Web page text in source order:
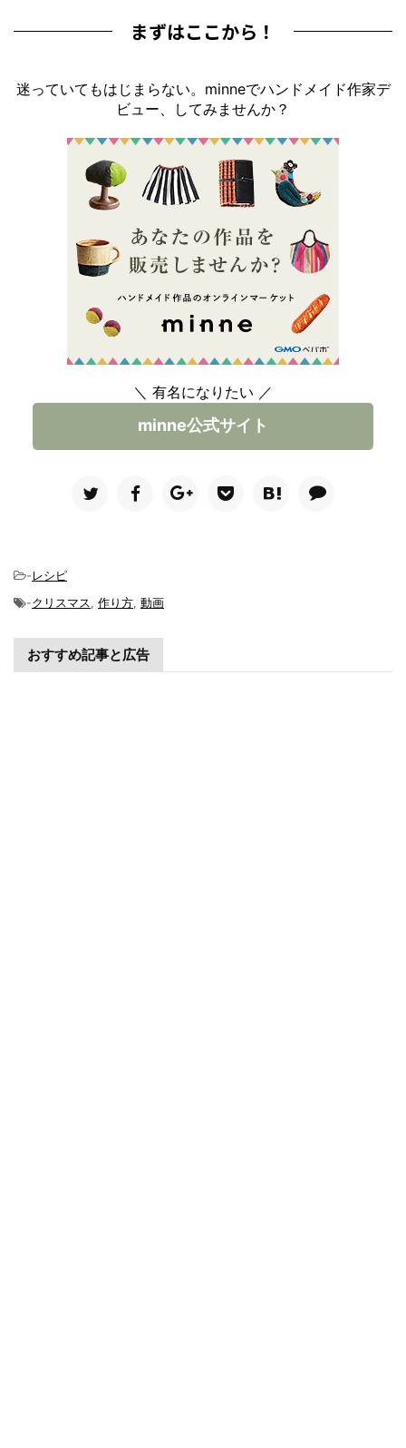
まずはここから！
迷っていてもはじまらない。minneでハンドメイド作家デ
ビュー、してみませんか？
＼ 有名になりたい ／
minne公式サイト
-レシピ
-クリスマス, 作り方, 動画
おすすめ記事と広告